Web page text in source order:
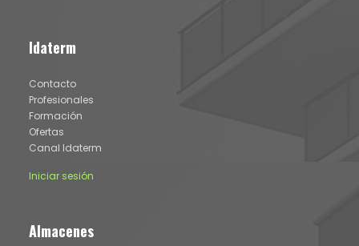
Idaterm
Contacto
Profesionales
Formación
Ofertas
Canal Idaterm
Iniciar sesión
Almacenes